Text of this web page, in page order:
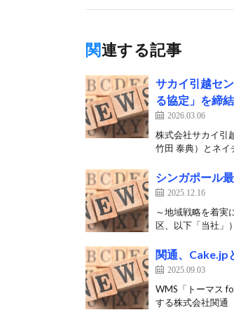
関連する記事
サカイ引越セ
る協定」を締結
2026.03.06
株式会社サカイ引
竹田 泰典）とネ
シンガポール
2025.12.16
～地域戦略を着実
区、以下「当社」
関通、Cake.jp
2025.09.03
WMS「トーマス
する株式会社関通